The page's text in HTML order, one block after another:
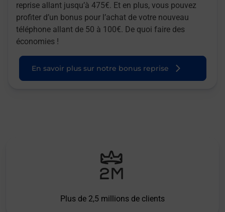
reprise allant jusqu’à 475€. Et en plus, vous pouvez
profiter d’un bonus pour l’achat de votre nouveau
téléphone allant de 50 à 100€. De quoi faire des
économies !
En savoir plus sur notre bonus reprise
Plus de 2,5 millions de clients